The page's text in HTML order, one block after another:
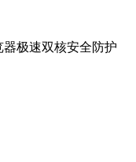
器极速双核安全防护